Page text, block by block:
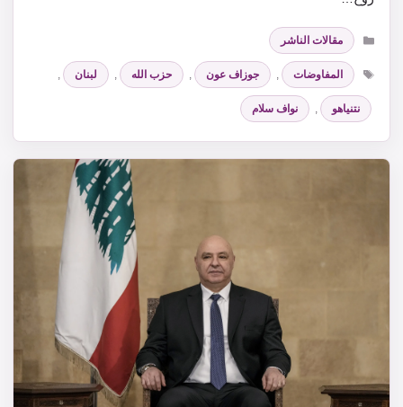
التصنيفات
مقالات الناشر
الوسوم
المفاوضات , جوزاف عون , حزب الله , لبنان ,
نتنياهو , نواف سلام